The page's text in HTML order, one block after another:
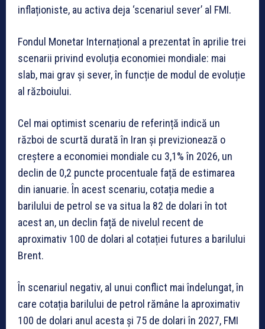
inflaționiste, au activa deja ‘scenariul sever’ al FMI.
Fondul Monetar Internațional a prezentat în aprilie trei
scenarii privind evoluția economiei mondiale: mai
slab, mai grav și sever, în funcție de modul de evoluție
al războiului.
Cel mai optimist scenariu de referință indică un
război de scurtă durată în Iran și previzionează o
creștere a economiei mondiale cu 3,1% în 2026, un
declin de 0,2 puncte procentuale față de estimarea
din ianuarie. În acest scenariu, cotația medie a
barilului de petrol se va situa la 82 de dolari în tot
acest an, un declin față de nivelul recent de
aproximativ 100 de dolari al cotației futures a barilului
Brent.
În scenariul negativ, al unui conflict mai îndelungat, în
care cotația barilului de petrol rămâne la aproximativ
100 de dolari anul acesta și 75 de dolari în 2027, FMI